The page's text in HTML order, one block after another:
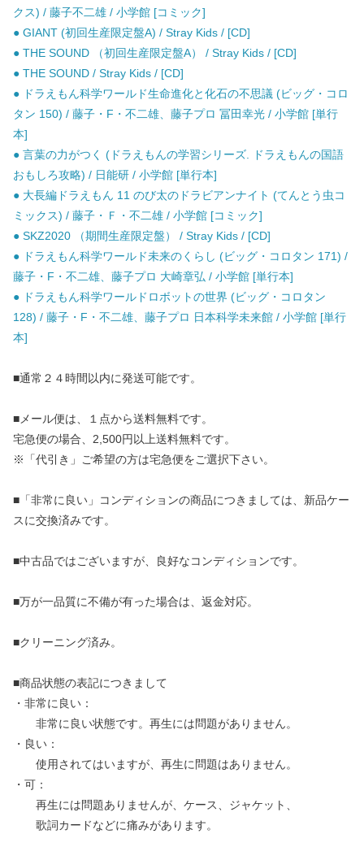
クス) / 藤子不二雄 / 小学館 [コミック]
● GIANT (初回生産限定盤A) / Stray Kids / [CD]
● THE SOUND （初回生産限定盤A） / Stray Kids / [CD]
● THE SOUND / Stray Kids / [CD]
● ドラえもん科学ワールド生命進化と化石の不思議 (ビッグ・コロ
タン 150) / 藤子・F・不二雄、藤子プロ 冨田幸光 / 小学館 [単行
本]
● 言葉の力がつく (ドラえもんの学習シリーズ. ドラえもんの国語
おもしろ攻略) / 日能研 / 小学館 [単行本]
● 大長編ドラえもん 11 のび太のドラビアンナイト (てんとう虫コ
ミックス) / 藤子・Ｆ・不二雄 / 小学館 [コミック]
● SKZ2020 （期間生産限定盤） / Stray Kids / [CD]
● ドラえもん科学ワールド未来のくらし (ビッグ・コロタン 171) /
藤子・F・不二雄、藤子プロ 大崎章弘 / 小学館 [単行本]
● ドラえもん科学ワールドロボットの世界 (ビッグ・コロタン
128) / 藤子・F・不二雄、藤子プロ 日本科学未来館 / 小学館 [単行
本]
■通常２４時間以内に発送可能です。
■メール便は、１点から送料無料です。
宅急便の場合、2,500円以上送料無料です。
※「代引き」ご希望の方は宅急便をご選択下さい。
■「非常に良い」コンディションの商品につきましては、新品ケー
スに交換済みです。
■中古品ではございますが、良好なコンディションです。
■万が一品質に不備が有った場合は、返金対応。
■クリーニング済み。
■商品状態の表記につきまして
・非常に良い：
非常に良い状態です。再生には問題がありません。
・良い：
使用されてはいますが、再生に問題はありません。
・可：
再生には問題ありませんが、ケース、ジャケット、
歌詞カードなどに痛みがあります。